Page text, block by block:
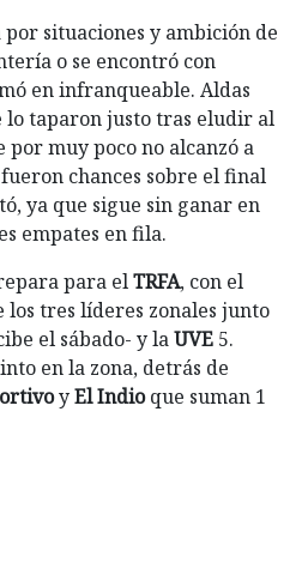
situaciones y ambición de
o se encontró con
en infranqueable. Aldas
lo taparon justo tras eludir al
muy poco no alcanzó a
chances sobre el final
ya que sigue sin ganar en
empates en fila.
para elTRFA, con el
los tres líderes zonales junto
el sábado- y laUVE 5.
en la zona, detrás de
yEl Indioque suman 1